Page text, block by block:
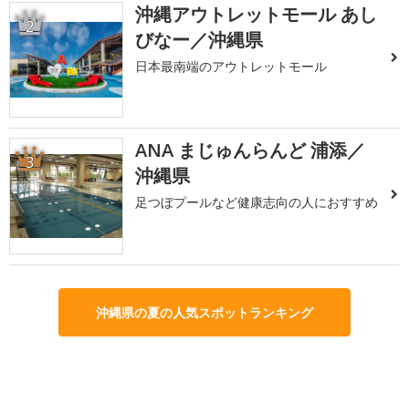
2
沖縄アウトレットモール あし
びなー／沖縄県
日本最南端のアウトレットモール
3
ANA まじゅんらんど 浦添／
沖縄県
足つぼプールなど健康志向の人におすすめ
沖縄県の夏の人気スポットランキング